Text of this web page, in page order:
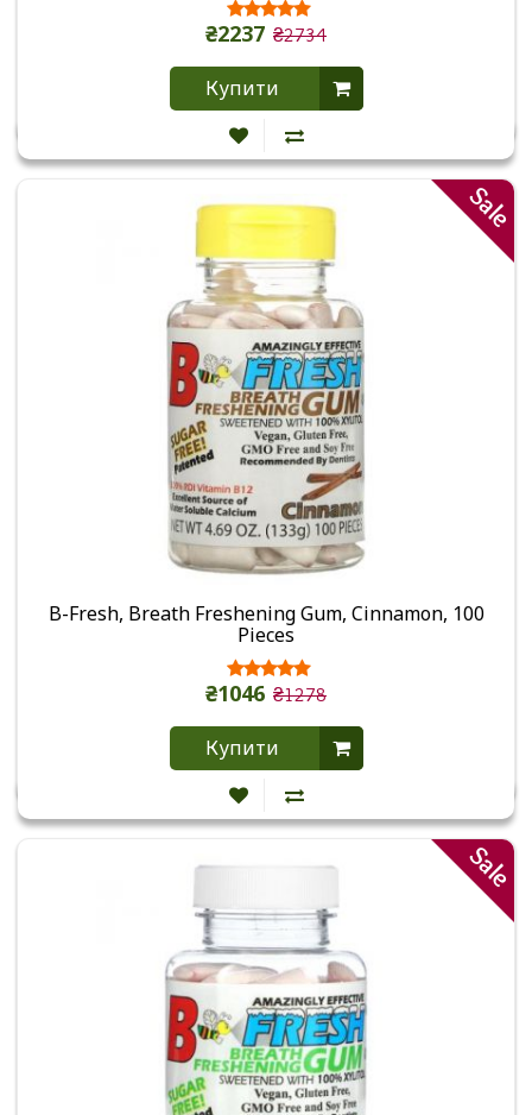
₴2237 ₴2734
Купити
Sale
B-Fresh, Breath Freshening Gum, Cinnamon, 100
Pieces
₴1046 ₴1278
Купити
Sale